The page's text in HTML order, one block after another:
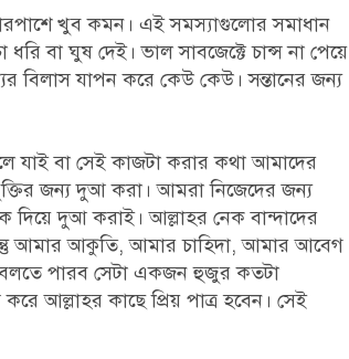
খুব কমন। এই সমস্যাগুলোর সমাধান
বা ঘুষ দেই। ভাল সাবজেক্টে চান্স না পেয়ে
বিলাস যাপন করে কেউ কেউ। সন্তানের জন্য
যাই বা সেই কাজটা করার কথা আমাদের
জন্য দুআ করা । আমরা নিজেদের জন্য
দুআ করাই। আল্লাহর নেক বান্দাদের
আমার আকুতি, আমার চাহিদা, আমার আবেগ
পারব সেটা একজন হুজুর কতটা
আল্লাহর কাছে প্রিয় পাত্র হবেন। সেই